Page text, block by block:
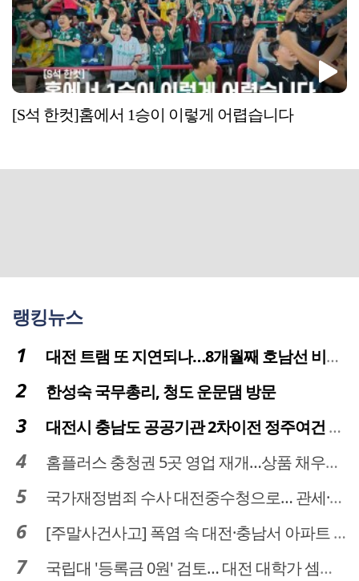
[S석 한컷]홈에서 1승이 이렇게 어렵습니다
랭킹뉴스
대전 트램 또 지연되나…8개월째 호남선 비개착공사 시공사 선정 난항
한성숙 국무총리, 청도 운문댐 방문
대전시 충남도 공공기관 2차이전 정주여건 확보 시급
홈플러스 충청권 5곳 영업 재개…상품 채우기 ‘속도전’
국가재정범죄 수사 대전중수청으로… 관세·국세 수사 전문인력 주목
[주말사건사고] 폭염 속 대전·충남서 아파트 화재·정전 잇따라…주민 대피·불편
국립대 '등록금 0원' 검토… 대전 대학가 셈법 복잡